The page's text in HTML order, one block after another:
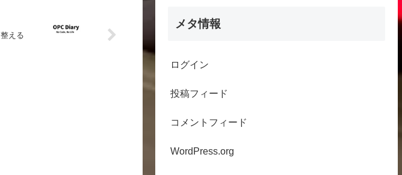
える
メタ情報
ログイン
投稿フィード
コメントフィード
WordPress.org